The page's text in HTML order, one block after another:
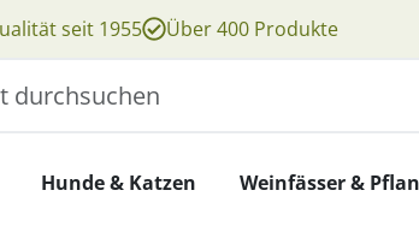
seit 1955 Über 400 Produkte
Hunde & Katzen Weinfässer &